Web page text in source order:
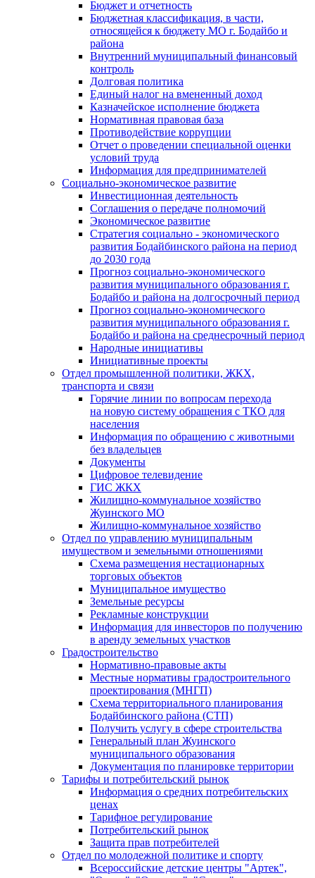
Бюджет и отчетность
Бюджетная классификация, в части,
относящейся к бюджету МО г. Бодайбо и
района
Внутренний муниципальный финансовый
контроль
Долговая политика
Единый налог на вмененный доход
Казначейское исполнение бюджета
Нормативная правовая база
Противодействие коррупции
Отчет о проведении специальной оценки
условий труда
Информация для предпринимателей
Социально-экономическое развитие
Инвестиционная деятельность
Соглашения о передаче полномочий
Экономическое развитие
Стратегия социально - экономического
развития Бодайбинского района на период
до 2030 года
Прогноз социально-экономического
развития муниципального образования г.
Бодайбо и района на долгосрочный период
Прогноз социально-экономического
развития муниципального образования г.
Бодайбо и района на среднесрочный период
Народные инициативы
Инициативные проекты
Отдел промышленной политики, ЖКХ,
транспорта и связи
Горячие линии по вопросам перехода
на новую систему обращения с ТКО для
населения
Информация по обращению с животными
без владельцев
Документы
Цифровое телевидение
ГИС ЖКХ
Жилищно-коммунальное хозяйство
Жуинского МО
Жилищно-коммунальное хозяйство
Отдел по управлению муниципальным
имуществом и земельными отношениями
Схема размещения нестационарных
торговых объектов
Муниципальное имущество
Земельные ресурсы
Рекламные конструкции
Информация для инвесторов по получению
в аренду земельных участков
Градостроительство
Нормативно-правовые акты
Местные нормативы градостроительного
проектирования (МНГП)
Схема территориального планирования
Бодайбинского района (СТП)
Получить услугу в сфере строительства
Генеральный план Жуинского
муниципального образования
Документация по планировке территории
Тарифы и потребительский рынок
Информация о средних потребительских
ценах
Тарифное регулирование
Потребительский рынок
Защита прав потребителей
Отдел по молодежной политике и спорту
Всероссийские детские центры "Артек",